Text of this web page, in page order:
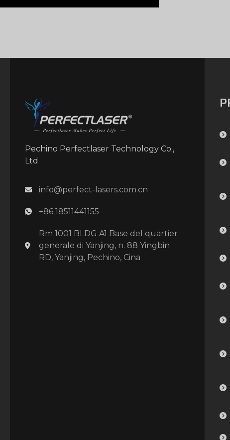
Pechino Perfectlaser Technology Co.,
Ltd
info@perfect-lasers.com.cn
+86 18511441155
Rm 1001 BLDG A1 Base del quartier
generale di Yanjing, n. 88 Yingbin
RD, Yanjing, Pechino, Cina